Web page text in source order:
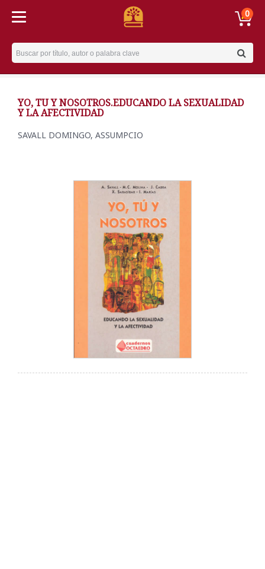
0
Username
YO, TU Y NOSOTROS.EDUCANDO LA SEXUALIDAD
Y LA AFECTIVIDAD
SAVALL DOMINGO, ASSUMPCIO